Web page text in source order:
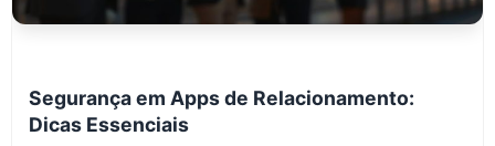
Segurança em Apps de Relacionamento:
Dicas Essenciais